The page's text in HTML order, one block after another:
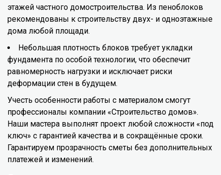
этажей частного домостроительства. Из пеноблоков
рекомендованы к строительству двух- и одноэтажные
дома любой площади.
Небольшая плотность блоков требует укладки
фундамента по особой технологии, что обеспечит
равномерность нагрузки и исключает риски
деформации стен в будущем.
Учесть особенности работы с материалом смогут
профессионалы компании «Строительство домов».
Наши мастера выполнят проект любой сложности «под
ключ» с гарантией качества и в сокращённые сроки.
Гарантируем прозрачность сметы без дополнительных
платежей и изменений.